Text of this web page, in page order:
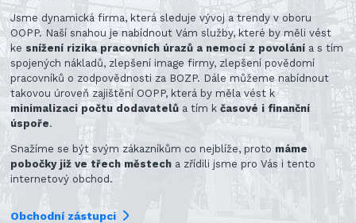
Jsme dynamická firma, která sleduje vývoj a trendy v oboru
OOPP. Naší snahou je nabídnout Vám služby, které by měli vést
ke snížení rizika pracovních úrazů a nemocí z povolání a s tím
spojených nákladů, zlepšení image firmy, zlepšení povědomí
pracovníků o zodpovědnosti za BOZP. Dále můžeme nabídnout
takovou úroveň zajištění OOPP, která by měla vést k
minimalizaci počtu dodavatelů a tím kčasové i finanční
úspoře.
Snažíme se být svým zákazníkům co nejblíže, proto máme
pobočky již ve třech městech a zřídili jsme pro Vás i tento
internetový obchod.
Obchodní zástupci